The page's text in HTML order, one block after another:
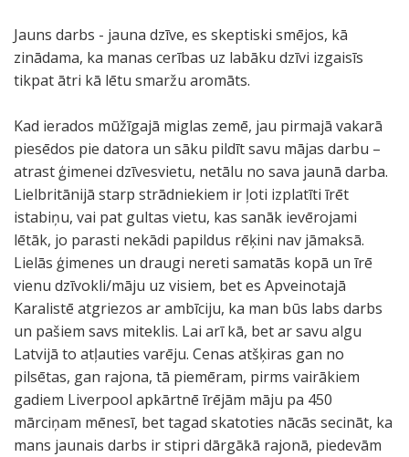
Jauns darbs - jauna dzīve, es skeptiski smējos, kā
zinādama, ka manas cerības uz labāku dzīvi izgaisīs
tikpat ātri kā lētu smaržu aromāts.
Kad ierados mūžīgajā miglas zemē, jau pirmajā vakarā
piesēdos pie datora un sāku pildīt savu mājas darbu –
atrast ģimenei dzīvesvietu, netālu no sava jaunā darba.
Lielbritānijā starp strādniekiem ir ļoti izplatīti īrēt
istabiņu, vai pat gultas vietu, kas sanāk ievērojami
lētāk, jo parasti nekādi papildus rēķini nav jāmaksā.
Lielās ģimenes un draugi nereti samatās kopā un īrē
vienu dzīvokli/māju uz visiem, bet es Apveinotajā
Karalistē atgriezos ar ambīciju, ka man būs labs darbs
un pašiem savs miteklis. Lai arī kā, bet ar savu algu
Latvijā to atļauties varēju. Cenas atšķiras gan no
pilsētas, gan rajona, tā piemēram, pirms vairākiem
gadiem Liverpool apkārtnē īrējām māju pa 450
mārciņam mēnesī, bet tagad skatoties nācās secināt, ka
mans jaunais darbs ir stipri dārgākā rajonā, piedevām